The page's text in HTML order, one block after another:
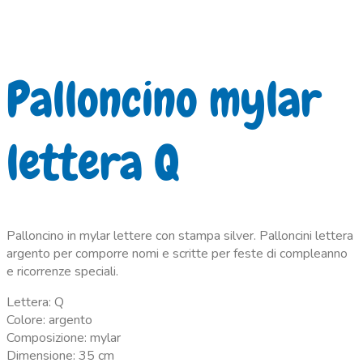
Palloncino mylar
lettera Q
Palloncino in mylar lettere con stampa silver. Palloncini lettera
argento per comporre nomi e scritte per feste di compleanno
e ricorrenze speciali.
Lettera: Q
Colore: argento
Composizione: mylar
Dimensione: 35 cm